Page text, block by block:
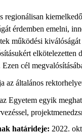
regionálisan
érdemben emelni,
működési
cél
az általános
Egyetem egyik
határideje: 2022.